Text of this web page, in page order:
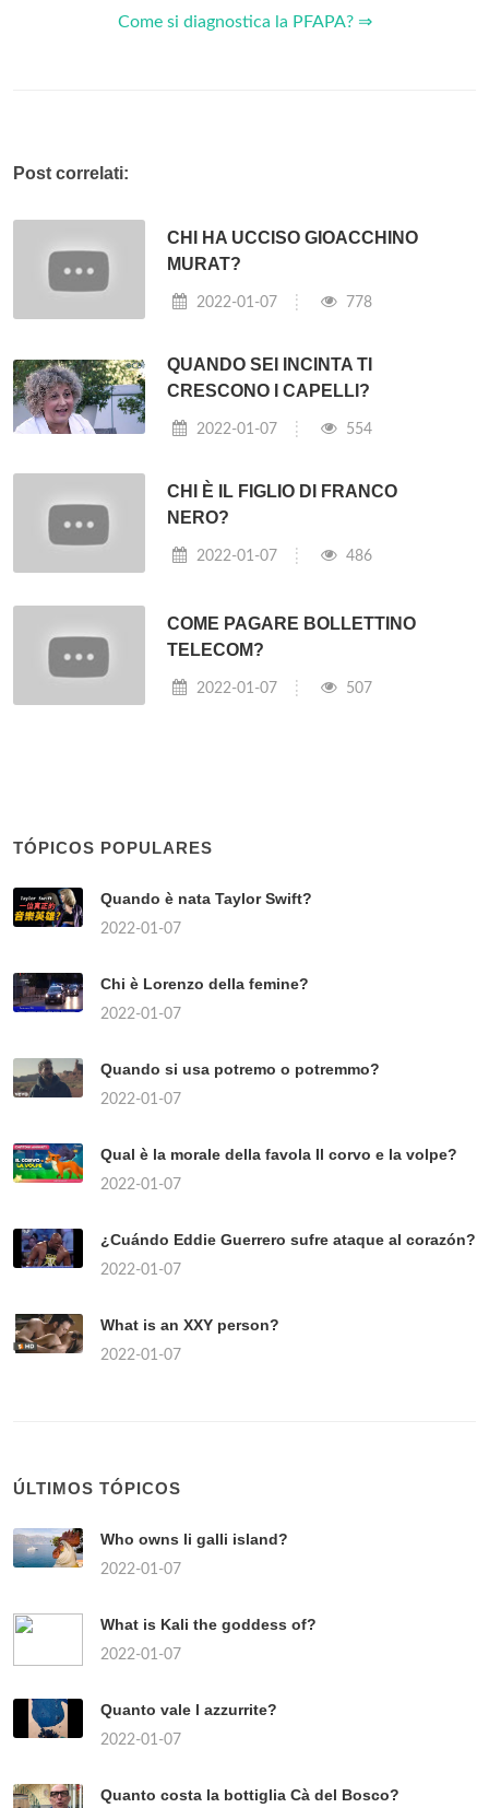
Come si diagnostica la PFAPA? ⇒
Post correlati:
CHI HA UCCISO GIOACCHINO
MURAT?
2022-01-07 778
QUANDO SEI INCINTA TI
CRESCONO I CAPELLI?
2022-01-07 554
CHI È IL FIGLIO DI FRANCO
NERO?
2022-01-07 486
COME PAGARE BOLLETTINO
TELECOM?
2022-01-07 507
TÓPICOS POPULARES
Quando è nata Taylor Swift?
2022-01-07
Chi è Lorenzo della femine?
2022-01-07
Quando si usa potremo o potremmo?
2022-01-07
Qual è la morale della favola Il corvo e la volpe?
2022-01-07
¿Cuándo Eddie Guerrero sufre ataque al corazón?
2022-01-07
What is an XXY person?
2022-01-07
ÚLTIMOS TÓPICOS
Who owns li galli island?
2022-01-07
What is Kali the goddess of?
2022-01-07
Quanto vale l azzurrite?
2022-01-07
Quanto costa la bottiglia Cà del Bosco?